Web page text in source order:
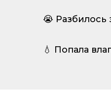
😭
💧 Попала